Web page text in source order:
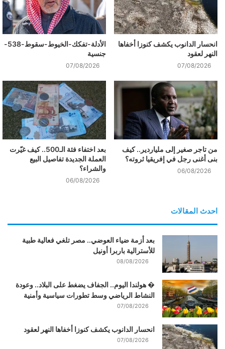
انحسار الدانوب يكشف كنوزا أخفاها
النهر لعقود
07/08/2026
الأدلة-تفكك-الخيوط-سقوط-538-
جنسية
07/08/2026
من تاجر صغير إلى ملياردير.. كيف
بنى أغنى رجل في إفريقيا ثروته؟
06/08/2026
بعد اختفاء فئة الـ500.. كيف غيّرت
العملة الجديدة تفاصيل البيع
والشراء؟
06/08/2026
احدث المقالات
بعد أزمة ضياء العوضي.. مصر تلغي فعالية طبية
للأسترالية باربرا أونيل
08/08/2026
� هولندا اليوم.. الجفاف يضغط على البلاد.. وعودة
النشاط الرياضي وسط تطورات سياسية وأمنية
07/08/2026
انحسار الدانوب يكشف كنوزا أخفاها النهر لعقود
07/08/2026